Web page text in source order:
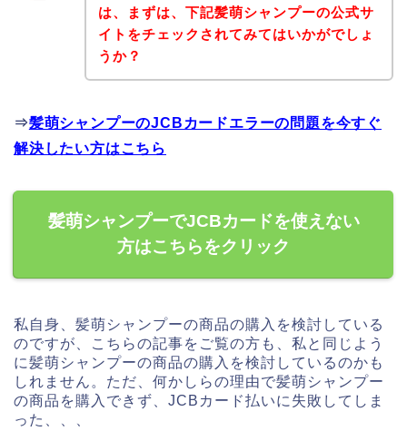
は、まずは、下記髪萌シャンプーの公式サ
イトをチェックされてみてはいかがでしょ
うか？
⇒髪萌シャンプーのJCBカードエラーの問題を今すぐ
解決したい方はこちら
髪萌シャンプーでJCBカードを使えない
方はこちらをクリック
私自身、髪萌シャンプーの商品の購入を検討している
のですが、こちらの記事をご覧の方も、私と同じよう
に髪萌シャンプーの商品の購入を検討しているのかも
しれません。ただ、何かしらの理由で髪萌シャンプー
の商品を購入できず、JCBカード払いに失敗してしま
った、、、